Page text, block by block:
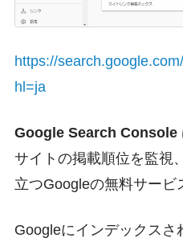
https://
hl=ja
Google Search Console
サイトの掲載順位を監視
立つGoogleの無料サービ
Googleにインデックスさ